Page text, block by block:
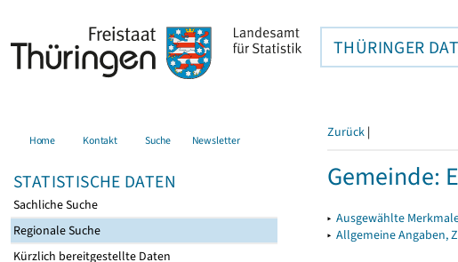
THÜRINGER
Home Kontakt Suche Newsletter
STATISTISCHE DATEN
Sachliche Suche
Regionale Suche
Kürzlich bereitgestellte Daten
Zurück |
Gemeinde:
▸ Ausgewählte
▸ Allgemeine Angaben,